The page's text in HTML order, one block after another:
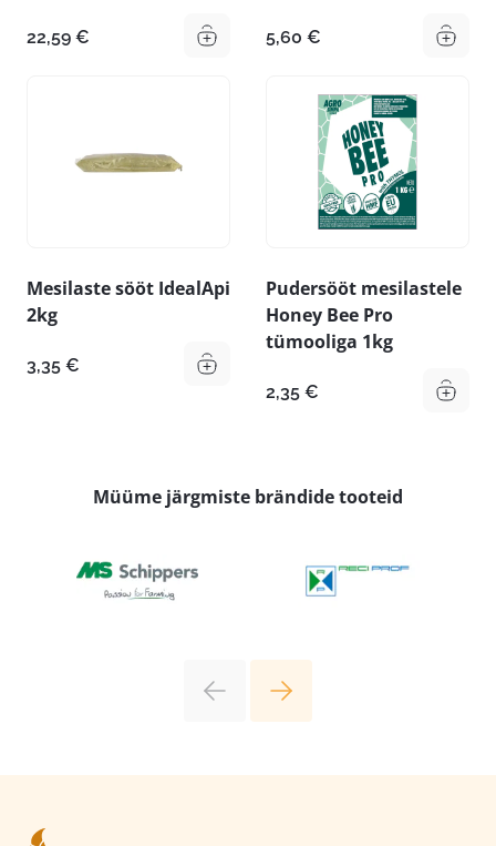
22,59 € 5,60 €
Mesilaste sööt IdealApi
2kg
3,35 €
Pudersööt mesilastele
Honey Bee Pro
tümooliga 1kg
2,35 €
Müüme järgmiste brändide tooteid